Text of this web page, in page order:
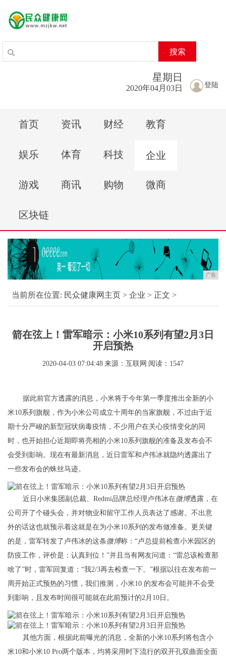
搜索
登陆
星期 日
2020年04月03日
首页 资讯 财经 教育
娱乐 体育 科技 企业
游戏 商讯 购物 微商
区块链
广告
当前所在位置: 民众健康网主页 > 企业 > 正文 >
箭在弦上！雷军暗示：小米10系列有望2月3日
开启预热
2020-04-03 07:04:48 来源：互联网 阅读：1547
据此前官方透露的消息，小米将于今年第一季度推出全新的小
米10系列旗舰，作为小米公司成立十周年的当家旗舰，不过由于近
期十分严峻的新型冠状病毒疫情，不少用户在关心疫情变化的同
时，也开始担心近期即将亮相的小米10系列旗舰的准备及发布会不
会受到影响。现在有最新消息，近日雷军和卢伟冰就隐约透露出了
一些发布会的蛛丝马迹。
近日小米集团副总裁、Redmi品牌总经理卢伟冰在微博透露，在
公司开了个碰头会，并对物业和留守工作人员表达了感谢。不出意
外的话这也就预示着这就是在为小米10系列的发布做准备。更关键
的是，雷军转发了卢伟冰的这条微博称：“卢总提前检查小米园区的
防疫工作，评价是：认真到位！”并且当有网友问道：“雷总该检查那
啥了”时，雷军回复道：“我2/3再去检查一下。”根据以往在发布前一
周开始正式预热的习惯，我们推测，小米10 的发布会可能并不会受
到影响，且发布时间很可能就在此前预计的2月10日。
其他方面，根据此前曝光的消息，全新的小米10系列将包含小
米10和小米10 Pro两个版本，均将采用时下流行的双开孔双曲面全面